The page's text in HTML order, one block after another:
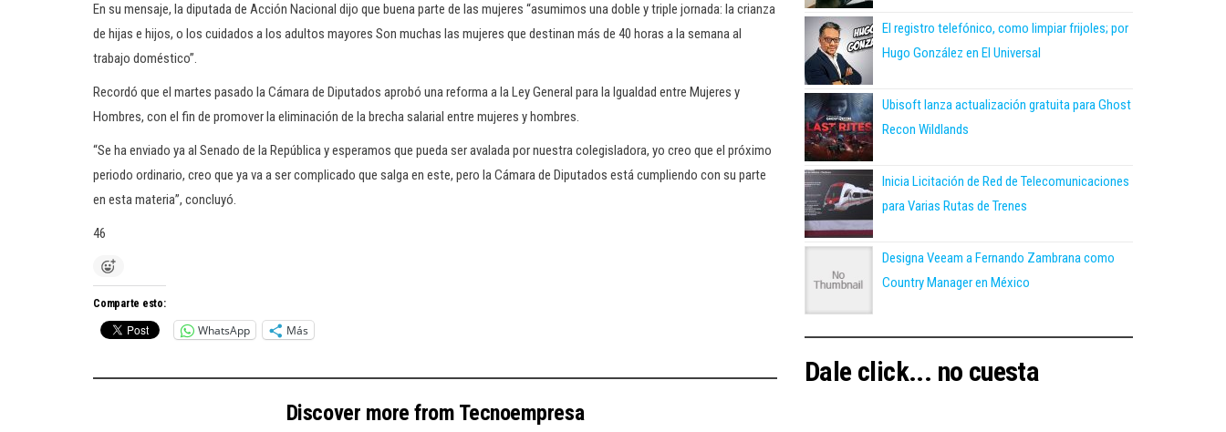
En su mensaje, la diputada de Acción Nacional dijo que buena parte de las mujeres “asumimos una doble y triple jornada: la crianza
de hijas e hijos, o los cuidados a los adultos mayores Son muchas las mujeres que destinan más de 40 horas a la semana al
trabajo doméstico”.
Recordó que el martes pasado la Cámara de Diputados aprobó una reforma a la Ley General para la Igualdad entre Mujeres y
Hombres, con el fin de promover la eliminación de la brecha salarial entre mujeres y hombres.
“Se ha enviado ya al Senado de la República y esperamos que pueda ser avalada por nuestra colegisladora, yo creo que el próximo
periodo ordinario, creo que ya va a ser complicado que salga en este, pero la Cámara de Diputados está cumpliendo con su parte
en esta materia”, concluyó.
46
Comparte esto:
WhatsApp Más
Discover more from Tecnoempresa
El registro telefónico, como limpiar frijoles; por
Hugo González en El Universal
Ubisoft lanza actualización gratuita para Ghost
Recon Wildlands
Inicia Licitación de Red de Telecomunicaciones
para Varias Rutas de Trenes
Designa Veeam a Fernando Zambrana como
Country Manager en México
Dale click... no cuesta